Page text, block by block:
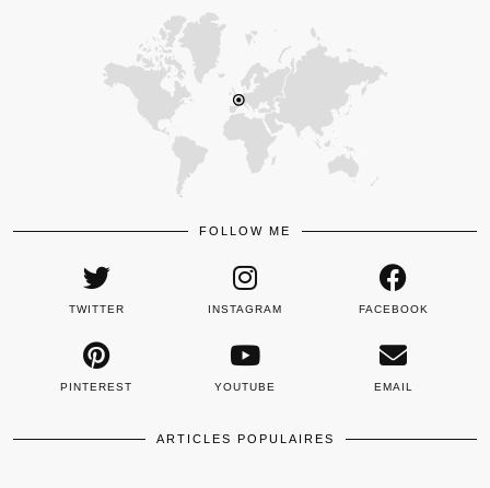
FOLLOW ME
TWITTER INSTAGRAM FACEBOOK
PINTEREST YOUTUBE EMAIL
ARTICLES POPULAIRES